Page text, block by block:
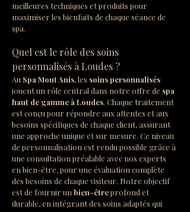
meilleures techniques et produits pour
maximiser les bienfaits de chaque séance de
spa.
Quel est le rôle des soins
personnalisés à Loudes ?
Au Spa Mont Anis, les soins personnalisés
jouent un rôle central dans notre offre de spa
haut de gamme à Loudes. Chaque traitement
est conçu pour répondre aux attentes et aux
besoins spécifiques de chaque client, assurant
une approche unique et sur mesure. Ce niveau
de personnalisation est rendu possible grâce à
une consultation préalable avec nos experts
en bien-être, pour une évaluation complète
des besoins de chaque visiteur. Notre objectif
est de fournir un bien-être profond et
durable, en intégrant des soins adaptés qui